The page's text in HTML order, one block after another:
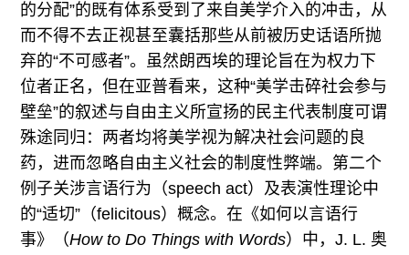
的分配”的既有体系受到了来自美学介入的冲击，从
而不得不去正视甚至囊括那些从前被历史话语所抛
弃的“不可感者”。虽然朗西埃的理论旨在为权力下
位者正名，但在亚普看来，这种“美学击碎社会参与
壁垒”的叙述与自由主义所宣扬的民主代表制度可谓
殊途同归：两者均将美学视为解决社会问题的良
药，进而忽略自由主义社会的制度性弊端。第二个
例子关涉言语行为（speech act）及表演性理论中
的“适切”（felicitous）概念。在《如何以言语行
事》（How to Do Things with Words）中，J. L. 奥